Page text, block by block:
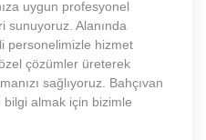
uygun profesyonel
sunuyoruz. Alanında
personelimizle hizmet
çözümler üreterek
sağlıyoruz. Bahçıvan
bilgi almak için bizimle